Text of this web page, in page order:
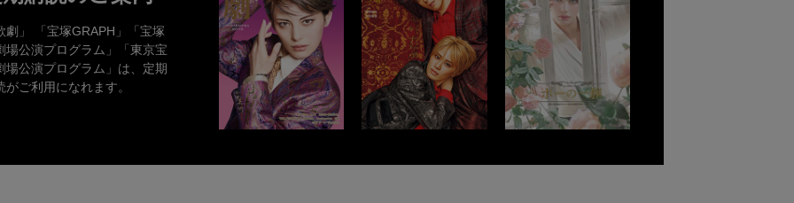
劇」 「宝塚GRAPH」「宝塚
場公演プログラム」「東京宝
場公演プログラム」は、定期
がご利用になれます。